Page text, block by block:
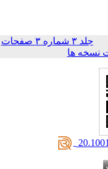
جلد ۳ شماره ۳ صفحات
ها